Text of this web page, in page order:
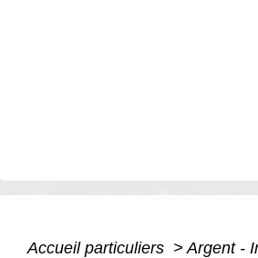
Accueil particuliers > Argent -